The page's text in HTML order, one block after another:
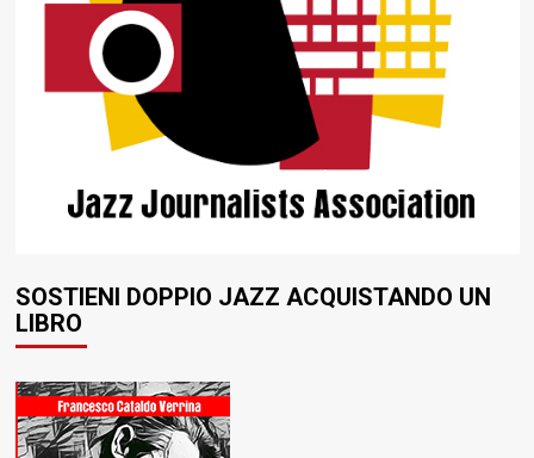
SOSTIENI DOPPIO JAZZ ACQUISTANDO UN
LIBRO